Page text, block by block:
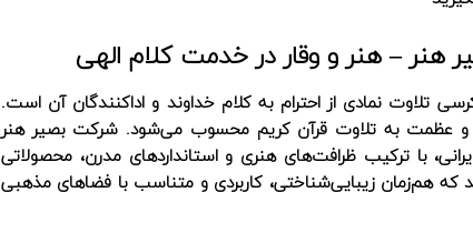
هنر – هنر و وقار در خدمت کلام الهی
تلاوت نمادی از احترام به کلام خداوند و اداکنندگان آن است.
و عظمت به تلاوت قرآن کریم محسوب می‌شود. شرکت بصیر هنر
با ترکیب ظرافت‌های هنری و استانداردهای مدرن، محصولاتی
که هم‌زمان زیبایی‌شناختی، کاربردی و متناسب با فضاهای مذهبی